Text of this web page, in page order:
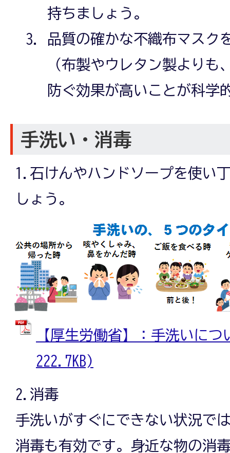
持ちましょう。
品質の確かな不織布マスク
（布製やウレタン製よりも
防ぐ効果が高いことが科学
手洗い・消毒
1.石けんやハンドソープを使い
しょう。
【厚生労働省】：手洗いに
222.7KB)
2.消毒
手洗いがすぐにできない状況で
消毒も有効です。身近な物の消